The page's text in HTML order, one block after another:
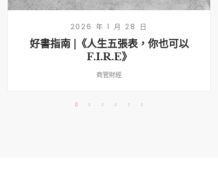
2026 年 1 月 28 日
好書指南 |《人生五張表，你也可以
F.I.R.E》
商管財經